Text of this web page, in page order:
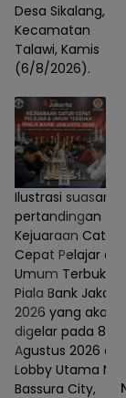
Desa Sikalang,
Kecamatan
Talawi, Kamis
(6/8/2026).
Ilustrasi suasana
pertandingan
Kejuaraan Catur
Cepat Pelajar dan
Umum Terbuka
Piala Bank Jakarta
2026 yang akan
digelar pada 8–9
Agustus 2026 di
Lobby Utama Mall
Bassura City,